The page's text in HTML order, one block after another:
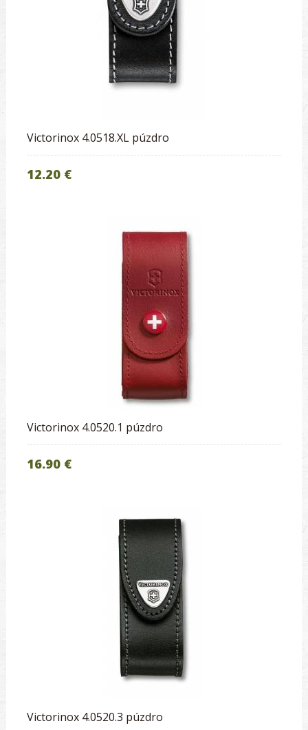
Victorinox 4.0518.XL púzdro
12.20 €
Victorinox 4.0520.1 púzdro
16.90 €
Victorinox 4.0520.3 púzdro